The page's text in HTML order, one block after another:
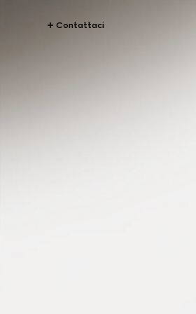
Contattaci